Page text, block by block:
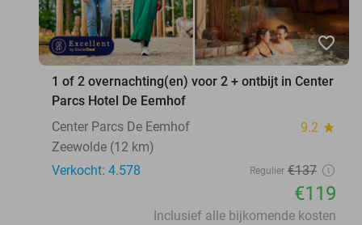
favorite_border
1 of 2 overnachting(en) voor 2 + ontbijt in Center
Parcs Hotel De Eemhof
Center Parcs De Eemhof
9.2 star
Zeewolde (12 km)
Verkocht: 4.578
Regulier €137
€119
Inclusief alle bijkomende kosten